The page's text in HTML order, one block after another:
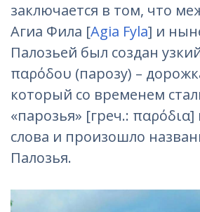
заключается в том, что
Агиа Фила [Agia Fуla] и
Палозьей был создан
παρόδου (парозу) –
который со временем
«парозья» [греч.: παρόδια]
слова и произошло
Палозья.